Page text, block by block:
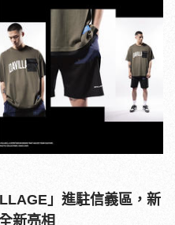
」進駐信義區，新
新亮相